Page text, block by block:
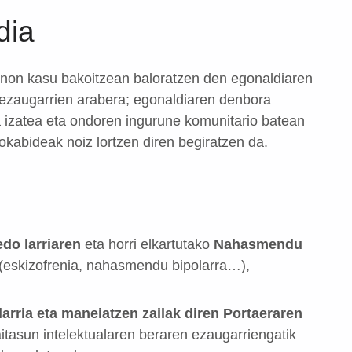
kasu bakoitzean baloratzen den egonaldiaren
arabera; egonaldiaren denbora
eta ondoren ingurune komunitario batean
noiz lortzen diren begiratzen da.
larriaren eta horri elkartutako Nahasmendu
nahasmendu bipolarra…),
eta maneiatzen zailak diren Portaeraren
intelektualaren beraren ezaugarriengatik